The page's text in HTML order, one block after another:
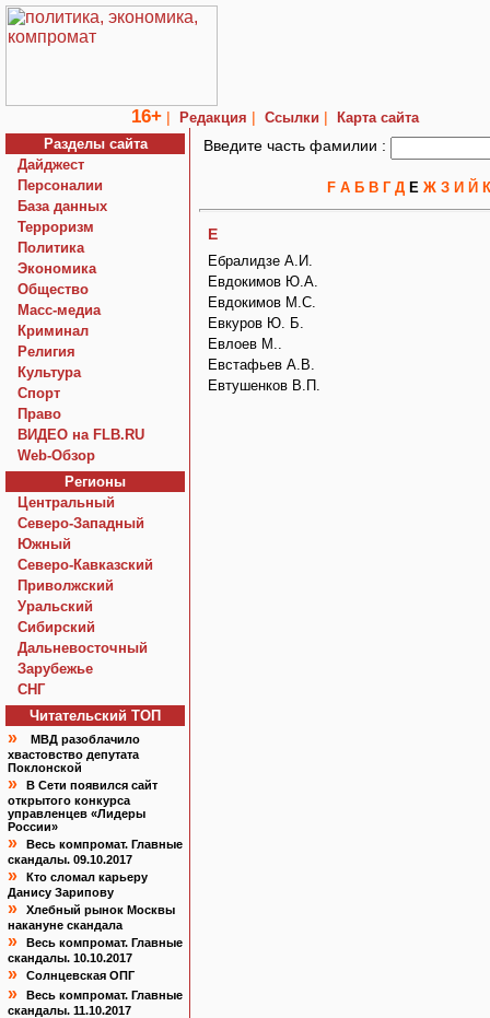
16+ | Редакция | Ссылки |
Карта сайта
Разделы сайта
Дайджест
Персоналии
База данных
Терроризм
Политика
Экономика
Общество
Macc-медиа
Криминал
Религия
Культура
Спорт
Право
ВИДЕО на FLB.RU
Web-Обзор
Регионы
Центральный
Северо-Западный
Южный
Северо-Кавказский
Приволжский
Уральский
Сибирский
Дальневосточный
Зарубежье
СНГ
Читательский TOП
»
МВД разоблачило
хвастовство депутата
Поклонской
»
В Сети появился сайт
открытого конкурса
управленцев «Лидеры
России»
»
Весь компромат. Главные
скандалы. 09.10.2017
»
Кто сломал карьеру
Данису Зарипову
»
Хлебный рынок Москвы
накануне скандала
»
Весь компромат. Главные
скандалы. 10.10.2017
» Солнцевская ОПГ
»
Весь компромат. Главные
скандалы. 11.10.2017
Введите часть фамилии :
F А Б В Г Д Е Ж З И Й К
Е
Ебралидзе А.И.
Евдокимов Ю.А.
Евдокимов М.С.
Евкуров Ю. Б.
Евлоев М..
Евстафьев А.В.
Евтушенков В.П.